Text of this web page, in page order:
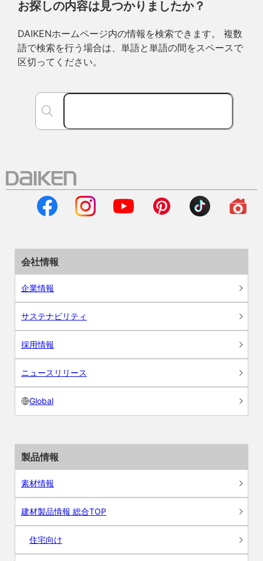
お探しの内容は見つかりましたか？
DAIKENホームページ内の情報を検索できます。 複数
語で検索を行う場合は、単語と単語の間をスペースで
区切ってください。
会社情報
企業情報
サステナビリティ
採用情報
ニュースリリース
Global
製品情報
素材情報
建材製品情報 総合TOP
住宅向け